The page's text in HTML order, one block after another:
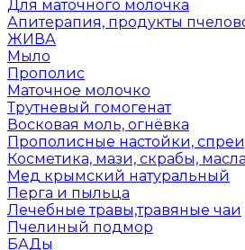
Для маточного молочка
Апитерапия, продукты
ЖИВА
Мыло
Прополис
Маточное молочко
Трутневый гомогенат
Восковая моль, огнёвка
Прополисные настойки,
Косметика, мази, скрабы, масла
Мед крымский натуральный
Перга и пыльца
Лечебные травы,травяные чаи
Пчелиный подмор
БАДы